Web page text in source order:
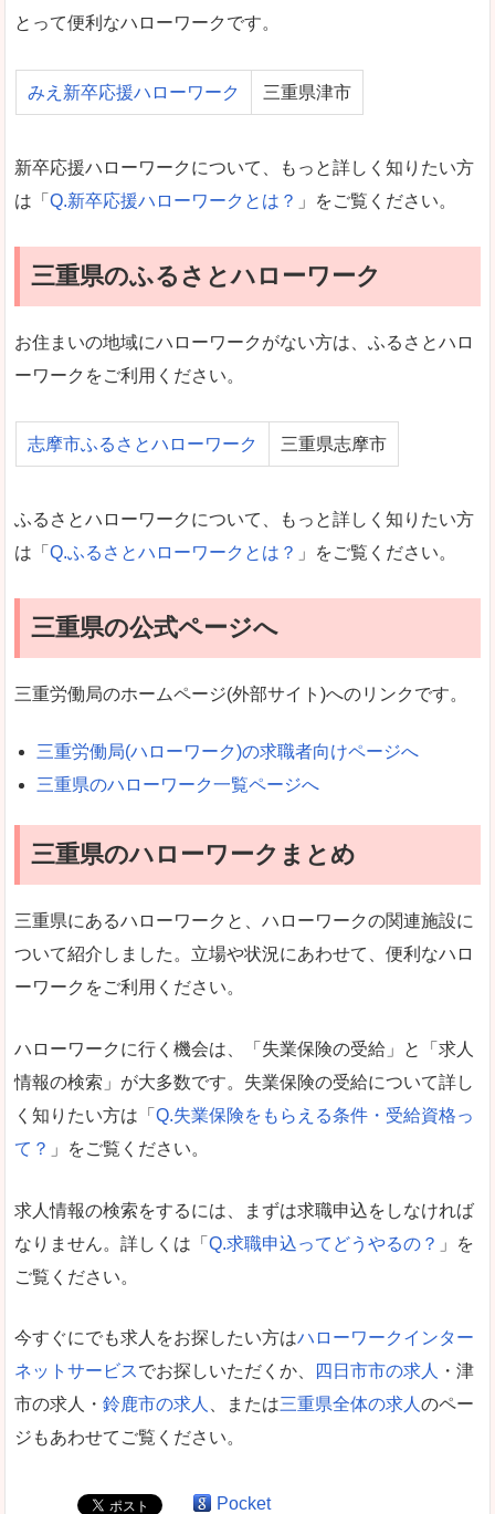
とって便利なハローワークです。
みえ新卒応援ハローワーク 三重県津市
新卒応援ハローワークについて、もっと詳しく知りたい方
は「 Q.新卒応援ハローワークとは？ 」をご覧ください。
三重県のふるさとハローワーク
お住まいの地域にハローワークがない方は、ふるさとハロ
ーワークをご利用ください。
志摩市ふるさとハローワーク 三重県志摩市
ふるさとハローワークについて、もっと詳しく知りたい方
は「 Q.ふるさとハローワークとは？ 」をご覧ください。
三重県の公式ページへ
三重労働局のホームページ(外部サイト)へのリンクです。
三重労働局(ハローワーク)の求職者向けページへ
三重県のハローワーク一覧ページへ
三重県のハローワークまとめ
三重県にあるハローワークと、ハローワークの関連施設に
ついて紹介しました。立場や状況にあわせて、便利なハロ
ーワークをご利用ください。
ハローワークに行く機会は、「失業保険の受給」と「求人
情報の検索」が大多数です。失業保険の受給について詳し
く知りたい方は「 Q.失業保険をもらえる条件・受給資格っ
て？ 」をご覧ください。
求人情報の検索をするには、まずは求職申込をしなければ
なりません。詳しくは「 Q.求職申込ってどうやるの？ 」を
ご覧ください。
今すぐにでも求人をお探したい方はハローワークインター
ネットサービスでお探しいただくか、 四日市市の求人
・津
市の求人・ 鈴鹿市の求人 、または三重県全体の求人 のペー
ジもあわせてご覧ください。
Pocket